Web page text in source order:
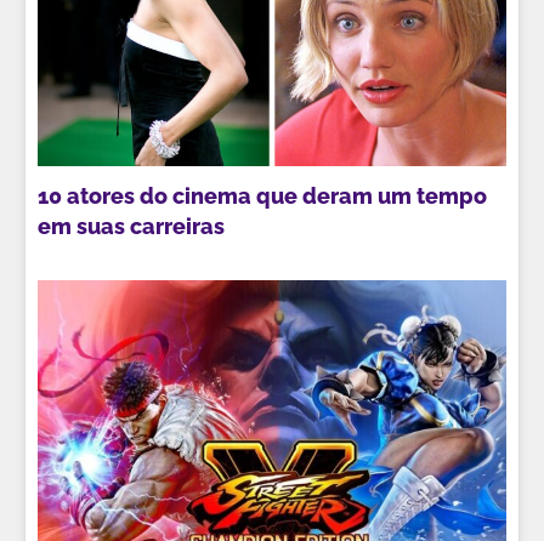
10 atores do cinema que deram um tempo
em suas carreiras